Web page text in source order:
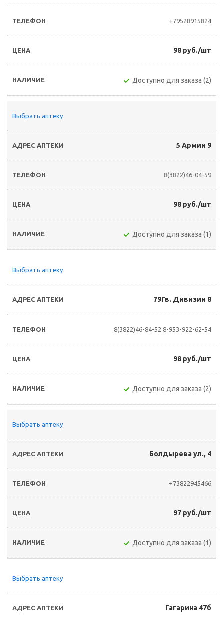
+79528915824
98 руб./шт
Доступно для заказа (2)
Выбрать аптеку
5 Армии 9
8(3822)46-04-59
98 руб./шт
Доступно для заказа (1)
Выбрать аптеку
79Гв. Дивизии 8
8(3822)46-84-52 8-953-922-62-54
98 руб./шт
Доступно для заказа (2)
Выбрать аптеку
Болдырева ул., 4
+73822945466
97 руб./шт
Доступно для заказа (1)
Выбрать аптеку
Гагарина 47б